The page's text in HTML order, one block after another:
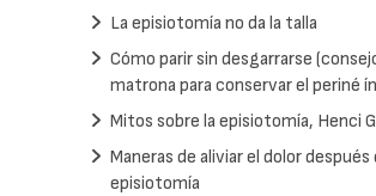
La episiotomía no da la talla
Cómo parir sin desgarrarse
matrona para conservar el periné
Mitos sobre la episiotomía, Henci
Maneras de aliviar el dolor después
episiotomía